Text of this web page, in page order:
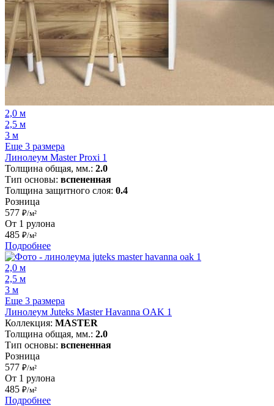
2,0 м
2,5 м
3 м
Еще 3 размера
Линолеум Master Proxi 1
Толщина общая, мм.: 2.0
Тип основы: вспененная
Толщина защитного слоя: 0.4
Розница
577 ₽/м²
От 1 рулона
485 ₽/м²
Подробнее
2,0 м
2,5 м
3 м
Еще 3 размера
Линолеум Juteks Master Havanna OAK 1
Коллекция: MASTER
Толщина общая, мм.: 2.0
Тип основы: вспененная
Розница
577 ₽/м²
От 1 рулона
485 ₽/м²
Подробнее